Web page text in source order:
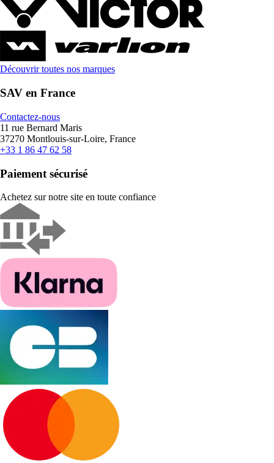
Découvrir toutes nos marques
SAV en France
Contactez-nous
11 rue Bernard Maris
37270 Montlouis-sur-Loire, France
+33 1 86 47 62 58
Paiement sécurisé
Achetez sur notre site en toute confiance